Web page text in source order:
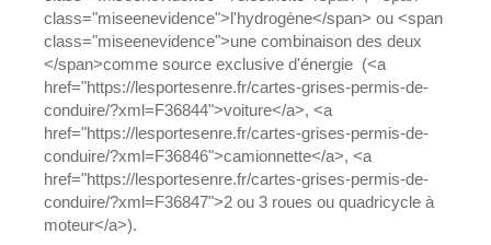
class="miseenevidence">l'hydrogène</span> ou <span
class="miseenevidence">une combinaison des deux
</span>comme source exclusive d'énergie (<a
href="https://lesportesenre.fr/cartes-grises-permis-de-
conduire/?xml=F36844">voiture</a>, <a
href="https://lesportesenre.fr/cartes-grises-permis-de-
conduire/?xml=F36846">camionnette</a>, <a
href="https://lesportesenre.fr/cartes-grises-permis-de-
conduire/?xml=F36847">2 ou 3 roues ou quadricycle à
moteur</a>).